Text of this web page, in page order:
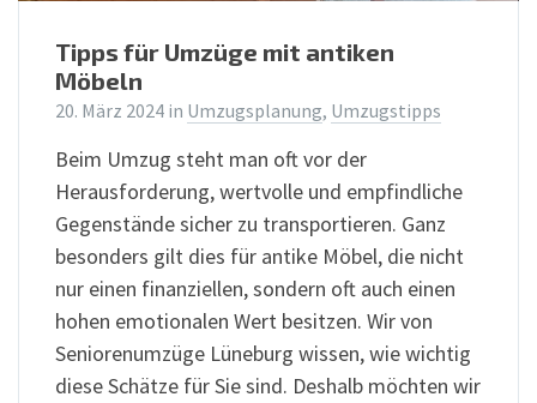
Tipps für Umzüge mit antiken
Möbeln
20. März 2024 in Umzugsplanung, Umzugstipps
Beim Umzug steht man oft vor der
Herausforderung, wertvolle und empfindliche
Gegenstände sicher zu transportieren. Ganz
besonders gilt dies für antike Möbel, die nicht
nur einen finanziellen, sondern oft auch einen
hohen emotionalen Wert besitzen. Wir von
Seniorenumzüge Lüneburg wissen, wie wichtig
diese Schätze für Sie sind. Deshalb möchten wir